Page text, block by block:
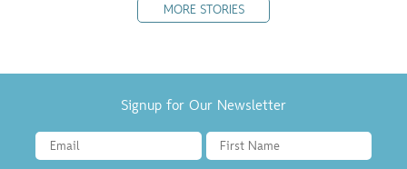
MORE STORIES
Signup for Our Newsletter